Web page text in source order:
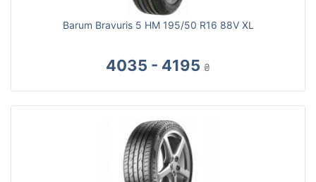
Barum Bravuris 5 HM 195/50 R16 88V XL
4035 - 4195 ₴